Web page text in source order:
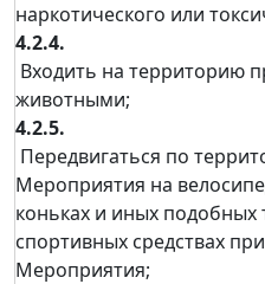
наркотического или
4.2.4.
Входить на территорию
животными;
4.2.5.
Передвигаться по
Мероприятия на
коньках и иных подобных
спортивных средствах
Мероприятия;